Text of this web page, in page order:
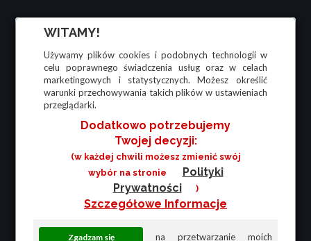
WITAMY!
Używamy plików cookies i podobnych technologii w
celu poprawnego świadczenia usług oraz w celach
marketingowych i statystycznych. Możesz określić
warunki przechowywania takich plików w ustawieniach
przeglądarki.
Dodatkowo potrzebujemy
Twojej decyzji:
(w każdej chwili możesz zmienić swój
wybór na stronie
Polityki
Prywatności
)
Szczegółowe Informacje
na przetwarzanie moich